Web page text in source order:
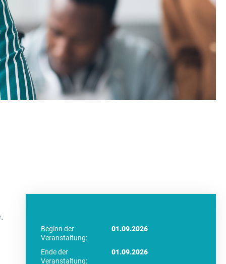
Beginn der
Veranstaltung:
01.09.2026
Ende der
Veranstaltung:
01.09.2026